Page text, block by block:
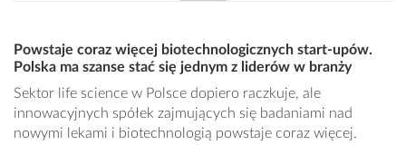
Powstaje coraz więcej biotechnologicznych start-upów.
Polska ma szanse stać się jednym z liderów w branży
Sektor life science w Polsce dopiero raczkuje, ale
innowacyjnych spółek zajmujących się badaniami nad
nowymi lekami i biotechnologią powstaje coraz więcej.